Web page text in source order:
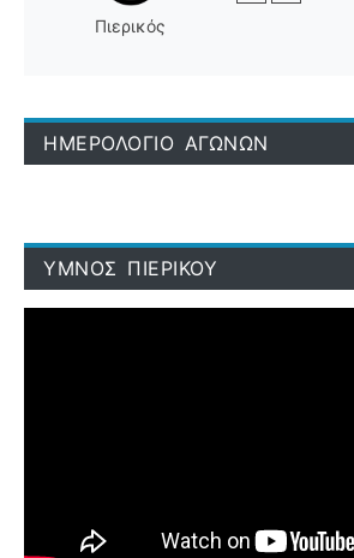
Πιερικός
ΗΜΕΡΟΛΟΓΙΟ ΑΓΩΝΩΝ
ΥΜΝΟΣ ΠΙΕΡΙΚΟΥ